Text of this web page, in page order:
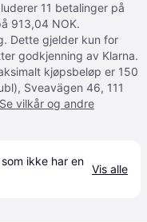
11 betalinger på
913,04 NOK.
Dette gjelder kun for
godkjenning av Klarna.
kjøpsbeløp er 150
Sveavägen 46, 111
Se vilkår og andre
som ikke har en
Vis alle